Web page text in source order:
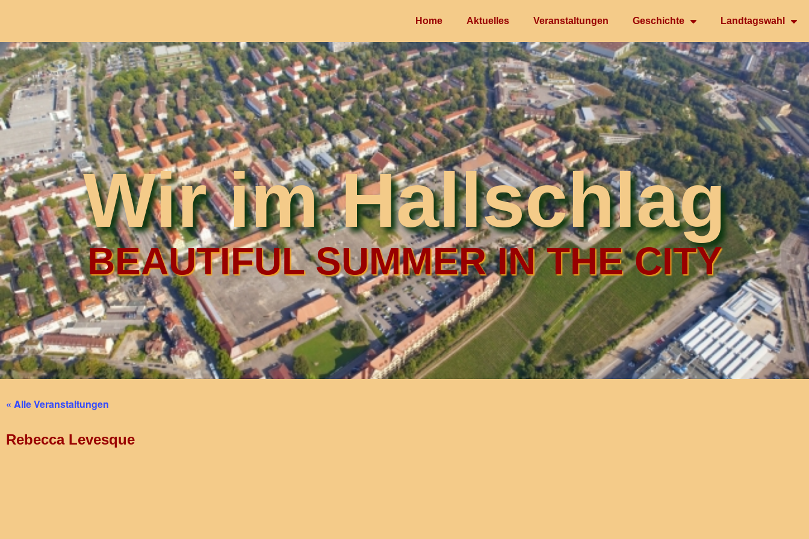
Home Aktuelles Veranstaltungen Geschichte Landtagswahl
Wir im Hallschlag
BEAUTIFUL SUMMER IN THE CITY
« Alle Veranstaltungen
Rebecca Levesque